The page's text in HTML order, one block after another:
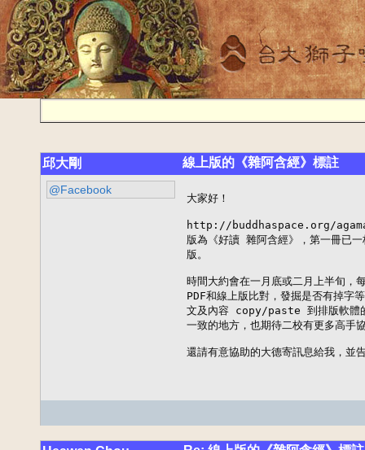
邱大剛 線上版的《雜阿含經》標註
@Facebook
大家好！
http://buddhaspace.org/agama/
版為《好讀 雜阿含經》，第一冊已
版。
時間大約會在一月底或二月上半旬，
PDF和線上版比對，發掘是否有掉字
文及內容 copy/paste 到排版軟體的
一致的地方，也期待二校有更多高手
還請有意協助的大德寄訊息給我，